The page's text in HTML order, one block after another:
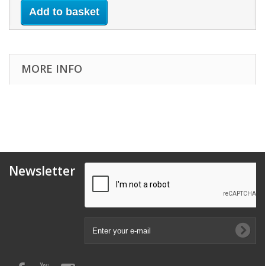
Add to basket
MORE INFO
Newsletter